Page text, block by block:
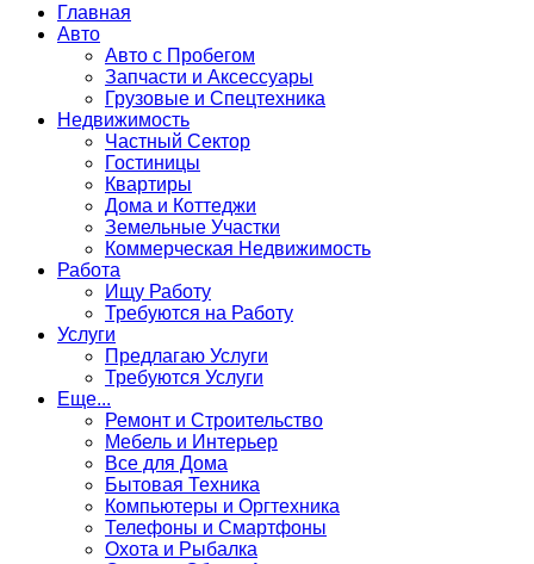
Главная
Авто
Авто с Пробегом
Запчасти и Аксессуары
Грузовые и Спецтехника
Недвижимость
Частный Сектор
Гостиницы
Квартиры
Дома и Коттеджи
Земельные Участки
Коммерческая Недвижимость
Работа
Ищу Работу
Требуются на Работу
Услуги
Предлагаю Услуги
Требуются Услуги
Еще...
Ремонт и Строительство
Мебель и Интерьер
Все для Дома
Бытовая Техника
Компьютеры и Оргтехника
Телефоны и Смартфоны
Охота и Рыбалка